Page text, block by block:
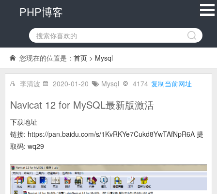
PHP博客
您现在的位置是： 首页 > Mysql
李清波 2020-01-20 Mysql 4174 复制当前网址
Navicat 12 for MySQL最新版激活
下载地址
链接: https://pan.baidu.com/s/1KvRKYe7Cukd8YwTAfNpR6A 提
取码: wq29